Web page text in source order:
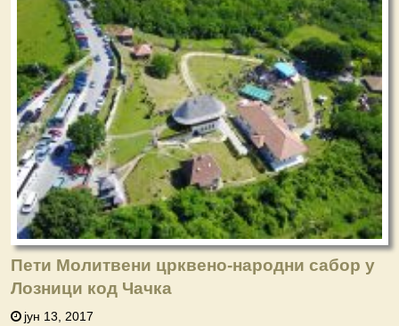
Пети Молитвени црквено-народни сабор у
Лозници код Чачка
јун 13, 2017